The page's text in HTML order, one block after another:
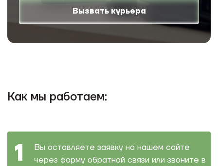
Вызвать курьера
Как мы работаем:
Вы оставляете заявку на нашем сайте
через форму обратной связи или звоните в